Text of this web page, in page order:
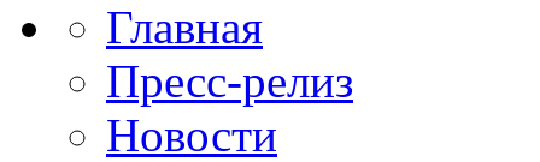
Главная
Пресс-релиз
Новости